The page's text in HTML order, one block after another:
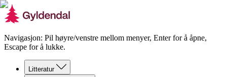
Navigasjon: Pil høyre/venstre mellom menyer, Enter for å åpne,
Escape for å lukke.
Litteratur